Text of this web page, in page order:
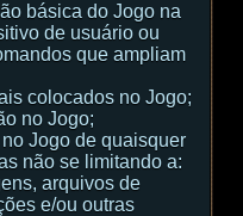
básica do Jogo na
de usuário ou
que ampliam
colocados no Jogo;
no Jogo;
Jogo de quaisquer
não se limitando a:
arquivos de
e/ou outras